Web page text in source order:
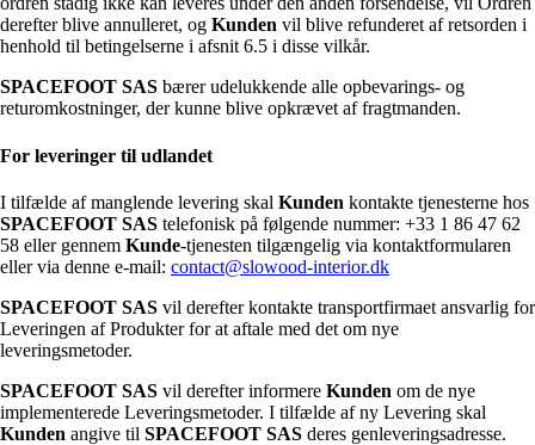
derefter blive annulleret, og Kunden vil blive refunderet af retsorden i
henhold til betingelserne i afsnit 6.5 i disse vilkår.
SPACEFOOT SAS bærer udelukkende alle opbevarings- og
returomkostninger, der kunne blive opkrævet af fragtmanden.
For leveringer til udlandet
I tilfælde af manglende levering skal Kunden kontakte tjenesterne hos
SPACEFOOT SAS telefonisk på følgende nummer: +33 1 86 47 62
58 eller gennem Kunde-tjenesten tilgængelig via kontaktformularen
eller via denne e-mail: contact@slowood-interior.dk
SPACEFOOT SAS vil derefter kontakte transportfirmaet ansvarlig for
Leveringen af Produkter for at aftale med det om nye
leveringsmetoder.
SPACEFOOT SAS vil derefter informere Kunden om de nye
implementerede Leveringsmetoder. I tilfælde af ny Levering skal
Kunden angive til SPACEFOOT SAS deres genleveringsadresse.